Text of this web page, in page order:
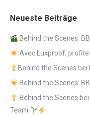
Neueste Beiträge
Behind the Scenes:
Avec Luxproof,
Behind the Scenes bei
Behind the Scenes:
Behind the Scenes
Team